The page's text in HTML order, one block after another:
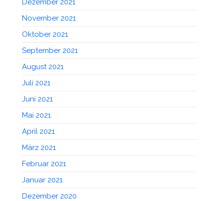
Dezember 2021
November 2021
Oktober 2021
September 2021
August 2021
Juli 2021
Juni 2021
Mai 2021
April 2021
März 2021
Februar 2021
Januar 2021
Dezember 2020